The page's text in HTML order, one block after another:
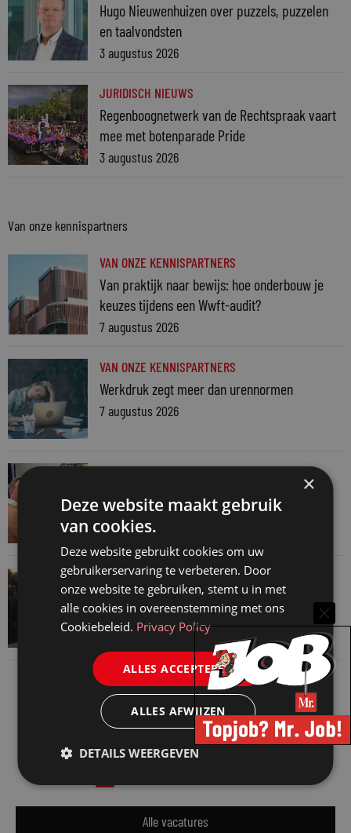
Hugo Nieuwenhuizen over puzzels, puzzelen
en taalvondsten
3 augustus 2026
JURIDISCH NIEUWS
Regenboognetwerk van de Rechtspraak vaart
mee met botenparade Pride
3 augustus 2026
Van onze kennispartners
VAN ONZE KENNISPARTNERS
Van praktijk naar bewijs: hoe onderbouw je
keuzes tijdens een Wwft-audit?
7 augustus 2026
VAN ONZE KENNISPARTNERS
Werkdruk zegt meer dan urennormen
7 augustus 2026
VAN ONZE KENNISPARTNERS
advocatenkantoor hetzelfde kan blijven
4 augustus 2026
VAN ONZE KENNISPARTNERS
Waarom standaard carrièrepaden talent
kosten
Alle vacatures
×
Deze website maakt gebruik
van cookies.
Deze website gebruikt cookies om uw
gebruikerservaring te verbeteren. Door
onze website te gebruiken, stemt u in met
alle cookies in overeenstemming met ons
Cookiebeleid. Privacy Policy
ALLES ACCEPTEREN
ALLES AFWIJZEN
DETAILS WEERGEVEN